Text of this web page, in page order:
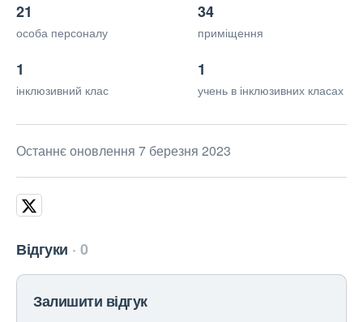
21
особа персоналу
34
приміщення
1
інклюзивний клас
1
учень в інклюзивних класах
Останнє оновлення 7 березня 2023
Відгуки 0
Залишити відгук